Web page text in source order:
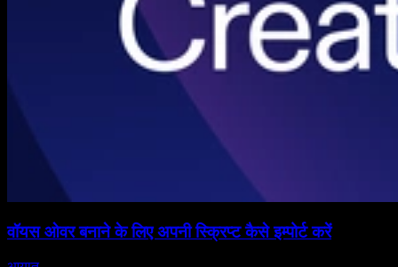
वॉयस ओवर बनाने के लिए अपनी स्क्रिप्ट कैसे इम्पोर्ट करें